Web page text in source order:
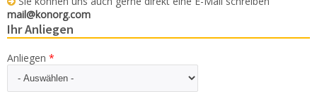
% Angebote
Kundenservice
Daten-Upload
mail@konorg.com
Ihr Anliegen
Anliegen *